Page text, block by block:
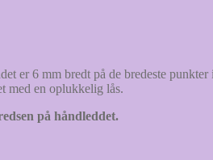
er 6 mm bredt på de bredeste
med en oplukkelig lås.
på håndleddet.